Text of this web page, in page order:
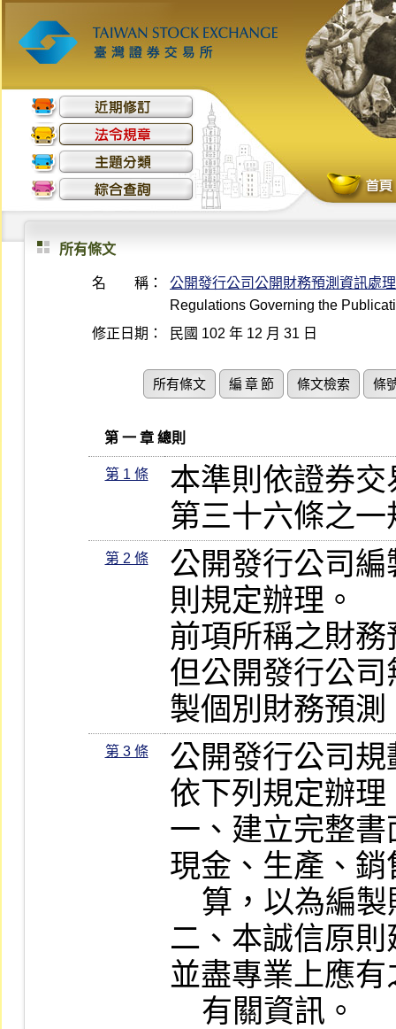
所有條文
名 稱：
公開發行公司公開財務預測資訊處
Regulations Governing the
修正日期：
民國 102 年 12 月 31 日
所有條文 編 章 節 條文檢索 條
   第 一 章 總則
第 1 條
本準則依證券
第三十六條之
第 2 條
公開發行公司
則規定辦理。
前項所稱之財
但公開發行公
製個別財務預測
第 3 條
公開發行公司
依下列規定辦理
一、建立完整
現金、生產、
二、本誠信原
並盡專業上應